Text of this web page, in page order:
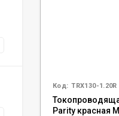
Код: TRX130-1.20R
Parity красная